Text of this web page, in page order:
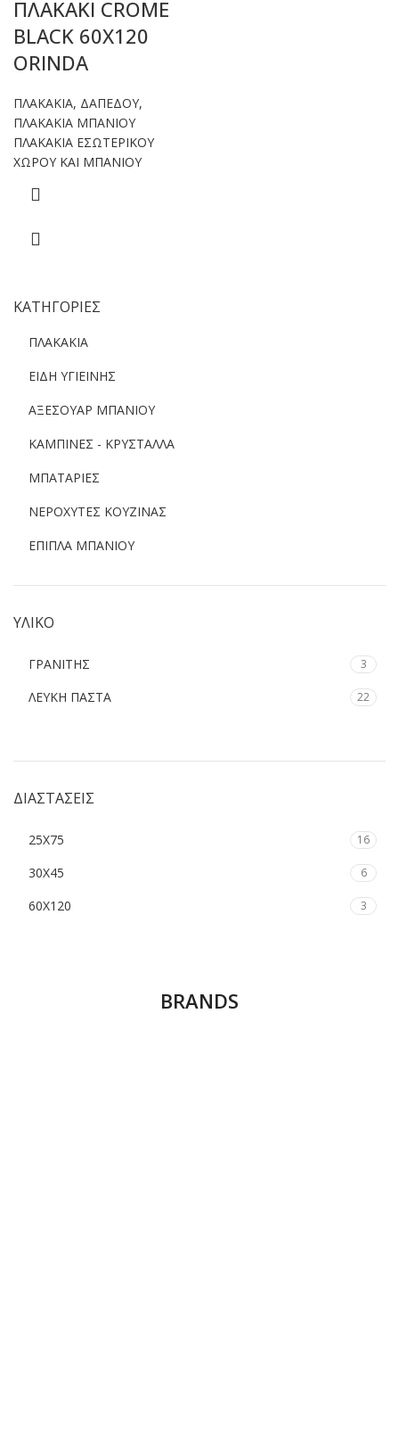
ΚΑΤΗΓΟΡΙΕΣ
ΠΛΑΚΑΚΙΑ
ΕΙΔΗ ΥΓΙΕΙΝΗΣ
ΑΞΕΣΟΥΑΡ ΜΠΑΝΙΟΥ
ΚΑΜΠΙΝΕΣ - ΚΡΥΣΤΑΛΛΑ
ΜΠΑΤΑΡΙΕΣ
ΝΕΡΟΧΥΤΕΣ ΚΟΥΖΙΝΑΣ
ΕΠΙΠΛΑ ΜΠΑΝΙΟΥ
ΥΛΙΚΟ
ΓΡΑΝΙΤΗΣ 3
ΛΕΥΚΗ ΠΑΣΤΑ 22
ΔΙΑΣΤΑΣΕΙΣ
25Χ75 16
30Χ45 6
60Χ120 3
ΠΛΑΚΑΚΙ CROME
BLACK 60X120
ORINDA
ΠΛΑΚΑΚΙΑ, ΔΑΠΕΔΟΥ,
ΠΛΑΚΑΚΙΑ ΜΠΑΝΙΟΥ
ΠΛΑΚΑΚΙΑ ΕΣΩΤΕΡΙΚΟΥ
ΧΩΡΟΥ ΚΑΙ ΜΠΑΝΙΟΥ
BRANDS